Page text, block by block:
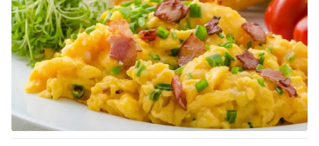
Thế giới
Tin tức
Thế giới đó đây
Câu chuyện quốc tế
Kinh tế
Tài chính
Thị trường
Dữ liệu và đời sống